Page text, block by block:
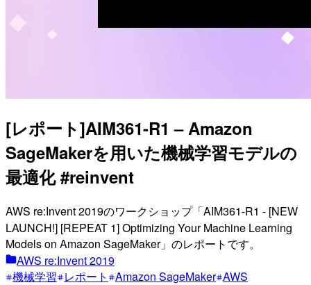
[レポート]AIM361-R1 – Amazon
SageMakerを用いた機械学習モデルの
最適化 #reinvent
AWS re:Invent 2019のワークショップ「AIM361-R1 - [NEW
LAUNCH!] [REPEAT 1] Optimizing Your Machine Learning
Models on Amazon SageMaker」のレポートです。
AWS re:Invent 2019
機械学習 レポート Amazon SageMaker AWS